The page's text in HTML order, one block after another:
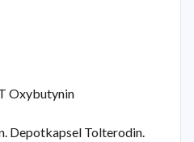
Oxybutynin
Depotkapsel Tolterodin.